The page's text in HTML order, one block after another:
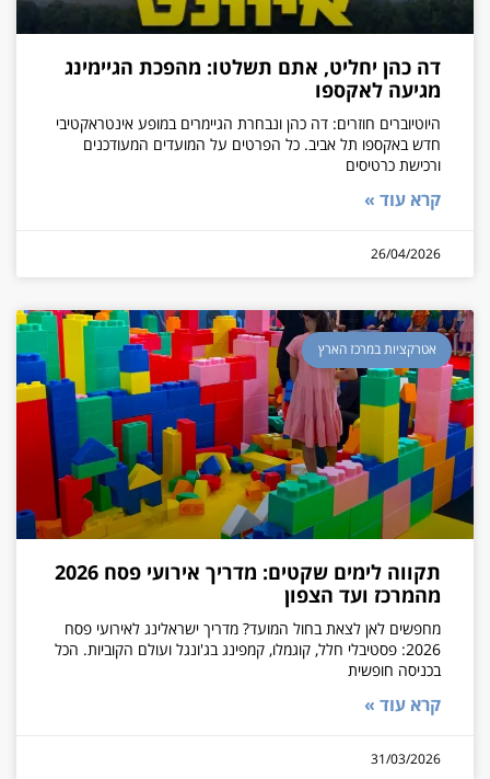
דה כהן יחליט, אתם תשלטו: מהפכת הגיימינג
מגיעה לאקספו
היוטיוברים חוזרים: דה כהן ונבחרת הגיימרים במופע אינטראקטיבי
חדש באקספו תל אביב. כל הפרטים על המועדים המעודכנים
ורכישת כרטיסים
קרא עוד »
26/04/2026
אטרקציות במרכז הארץ
תקווה לימים שקטים: מדריך אירועי פסח 2026
מהמרכז ועד הצפון
מחפשים לאן לצאת בחול המועד? מדריך ישראלינג לאירועי פסח
2026: פסטיבלי חלל, קוגמלו, קמפינג בג'ונגל ועולם הקוביות. הכל
בכניסה חופשית
קרא עוד »
31/03/2026